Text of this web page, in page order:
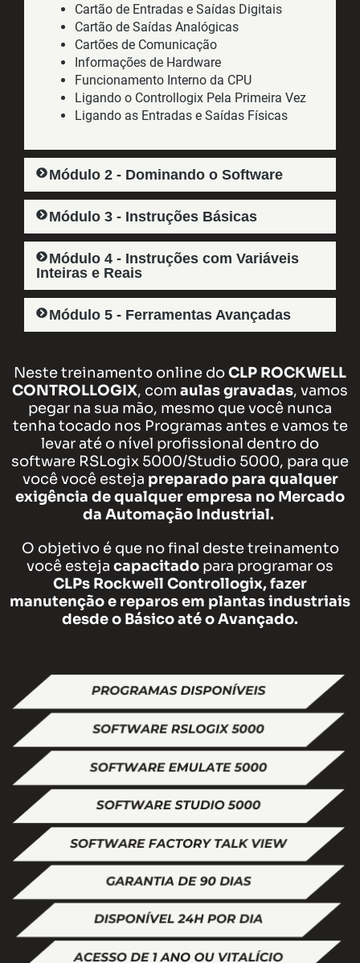
Cartão de Entradas e Saídas Digitais
Cartão de Saídas Analógicas
Cartões de Comunicação
Informações de Hardware
Funcionamento Interno da CPU
Ligando o Controllogix Pela Primeira Vez
Ligando as Entradas e Saídas Físicas
Módulo 2 - Dominando o Software
Módulo 3 - Instruções Básicas
Módulo 4 - Instruções com Variáveis
Inteiras e Reais
Módulo 5 - Ferramentas Avançadas
Neste treinamento online doCLP ROCKWELL
CONTROLLOGIX, com aulas gravadas, vamos
pegar na sua mão, mesmo que você nunca
tenha tocado nos Programas antes e vamos te
levar até o nível profissional dentro do
software RSLogix 5000/Studio 5000, para que
você você esteja preparado para qualquer
exigência de qualquer empresa no Mercado
da Automação Industrial.
O objetivo é que no final deste treinamento
você esteja capacitado para programar os
CLPs Rockwell Controllogix, fazer
manutenção e reparos em plantas industriais
desde o Básico até o Avançado.